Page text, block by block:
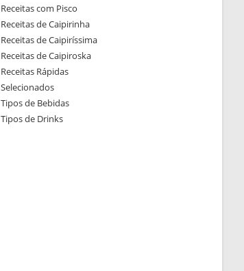
Receitas com Pisco
Receitas de Caipirinha
Receitas de Caipiríssima
Receitas de Caipiroska
Receitas Rápidas
Selecionados
Tipos de Bebidas
Tipos de Drinks